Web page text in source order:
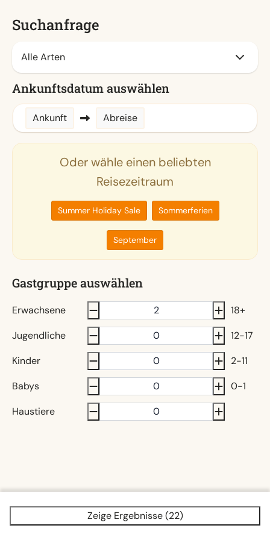
Suchanfrage
Ankunftsdatum auswählen
Ankunft Abreise
Oder wähle einen beliebten
Reisezeitraum
Summer Holiday Sale Sommerferien
September
Gastgruppe auswählen
Erwachsene
18+
Jugendliche
12-17
Kinder
2-11
Babys
0-1
Haustiere
Zeige Ergebnisse (22)